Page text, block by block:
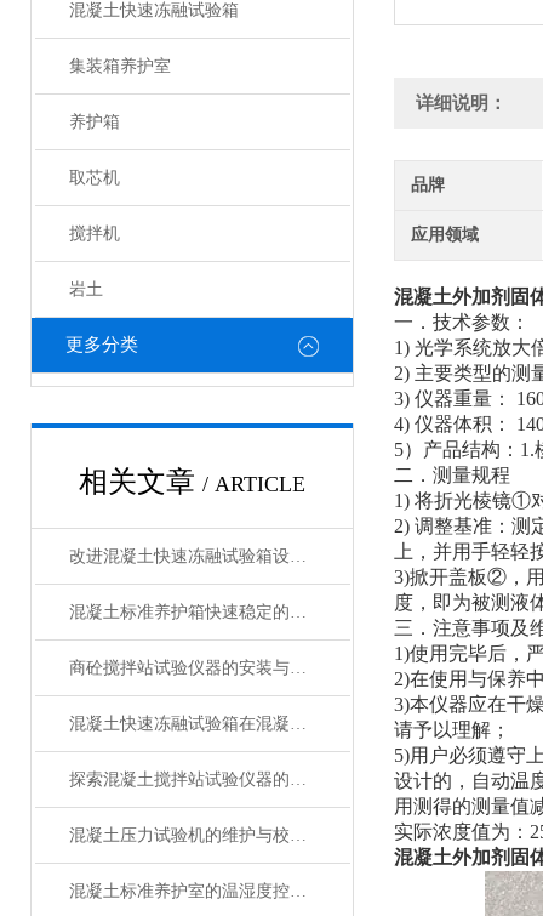
混凝土快速冻融试验箱
集装箱养护室
养护箱
取芯机
搅拌机
岩土
更多分类
相关文章 / ARTICLE
改进混凝土快速冻融试验箱设计以增强其性能的方法
混凝土标准养护箱快速稳定的温湿度调节，确保标准化养护
商砼搅拌站试验仪器的安装与操作技巧
混凝土快速冻融试验箱在混凝土行业中的重要作用与应用领域说明
探索混凝土搅拌站试验仪器的种类与功能
混凝土压力试验机的维护与校准方法是怎样的？
混凝土标准养护室的温湿度控制技术详解
详细说明：
品牌
应用领域
混凝土外加剂固
一． 技术参数：
1) 光学系统放大
2) 主要类型的测
3) 仪器重量：
4) 仪器体积：
5） 产品结构： 1.
二． 测量规程
1) 将折光棱镜①
2) 调整基准：测
上，并用手轻
3)掀开盖板②，
度，即为被测液
三．注意事项及
1)使用完毕后，
2)在使用与保养
3)本仪器应在干
请予以理解；
5)用户必须遵守
设计的，自动温
用测得的测量值
实际浓度值为：
混凝土外加剂固